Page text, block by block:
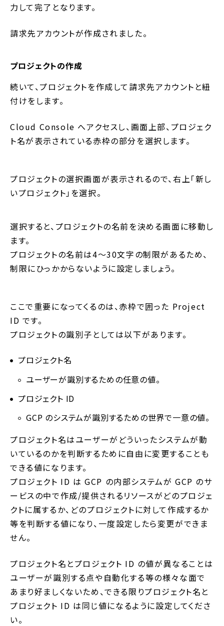
力して完了となります。
請求先アカウントが作成されました。
プロジェクトの作成
続いて、プロジェクトを作成して請求先アカウントと紐
付けをします。
Cloud Console へアクセスし、画面上部、プロジェク
ト名が表示されている赤枠の部分を選択します。
プロジェクトの選択画面が表示されるので、右上「新し
いプロジェクト」を選択。
選択すると、プロジェクトの名前を決める画面に移動し
ます。
プロジェクトの名前は4〜30文字の制限があるため、
制限にひっかからないように設定しましょう。
ここで重要になってくるのは、赤枠で囲った Project
ID です。
プロジェクトの識別子としては以下があります。
プロジェクト名
ユーザーが識別するための任意の値。
プロジェクト ID
GCP のシステムが識別するための世界で一意の値。
プロジェクト名はユーザーがどういったシステムが動
いているのかを判断するために自由に変更することも
できる値になります。
プロジェクト ID は GCP の内部システムが GCP のサ
ービスの中で作成/提供されるリソースがどのプロジェ
クトに属するか、どのプロジェクトに対して作成するか
等を判断する値になり、一度設定したら変更ができま
せん。
プロジェクト名とプロジェクト ID の値が異なることは
ユーザーが識別する点や自動化する等の様々な面で
あまり好ましくないため、できる限りプロジェクト名と
プロジェクト ID は同じ値になるように設定してくださ
い。